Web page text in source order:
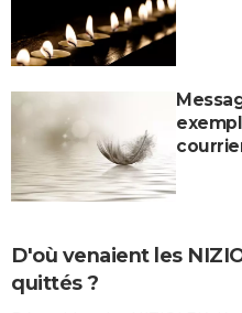
D'où venaient les
quittés ?